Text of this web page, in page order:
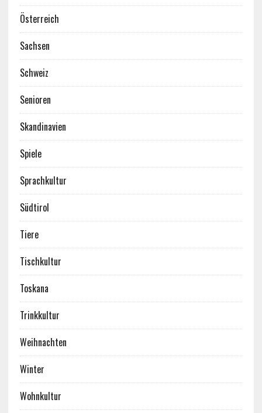
Österreich
Sachsen
Schweiz
Senioren
Skandinavien
Spiele
Sprachkultur
Südtirol
Tiere
Tischkultur
Toskana
Trinkkultur
Weihnachten
Winter
Wohnkultur